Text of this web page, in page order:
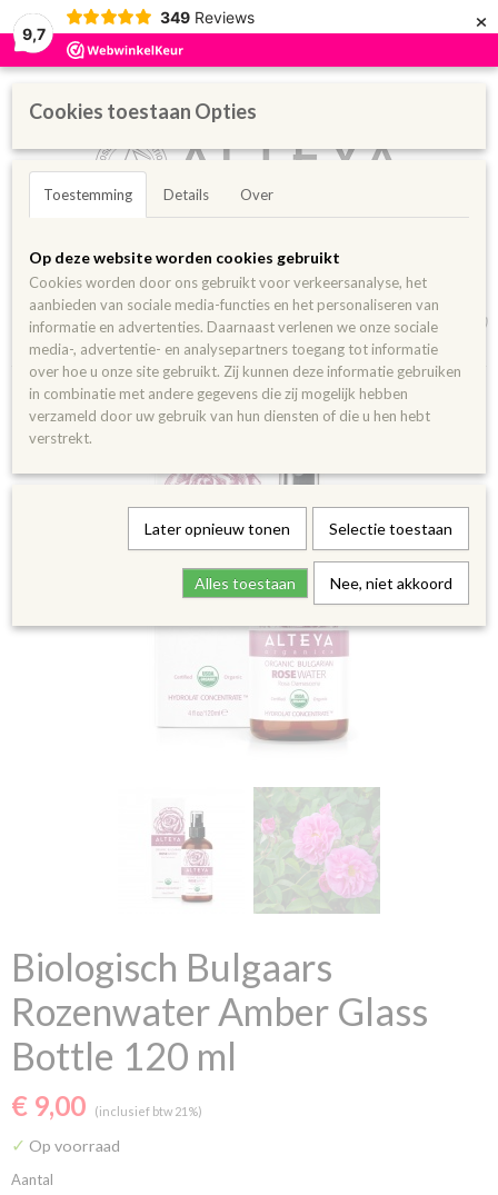
9,7
349 Reviews ×
Home>Rozen- en bloemenwater>Bulgaarse Roos (Rosa Damascena)
Biologisch Bulgaars Rozenwater Amber Glass Bottle 120 ml
Biologisch Bulgaars
Rozenwater Amber Glass
Bottle 120 ml
€ 9,00 (inclusief btw 21%)
✓ Op voorraad
Aantal
Cookies toestaan Opties
Toestemming Details Over
Op deze website worden cookies gebruikt
Cookies worden door ons gebruikt voor verkeersanalyse, het
aanbieden van sociale media-functies en het personaliseren van
informatie en advertenties. Daarnaast verlenen we onze sociale
media-, advertentie- en analysepartners toegang tot informatie
over hoe u onze site gebruikt. Zij kunnen deze informatie gebruiken
in combinatie met andere gegevens die zij mogelijk hebben
verzameld door uw gebruik van hun diensten of die u hen hebt
verstrekt.
Later opnieuw tonen Selectie toestaan
Alles toestaan Nee, niet akkoord